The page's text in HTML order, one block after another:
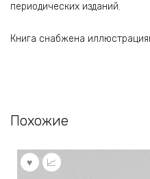
периодических изданий.
Книга снабжена
Похожие